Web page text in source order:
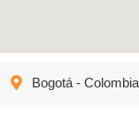
Bogotá -